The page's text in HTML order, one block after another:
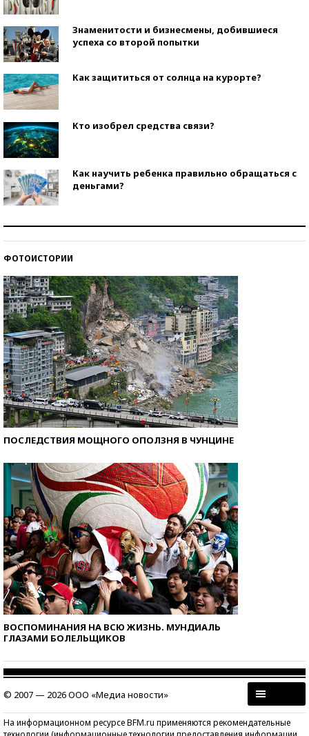
Знаменитости и бизнесмены, добившиеся
успеха со второй попытки
Как защититься от солнца на курорте?
Кто изобрел средства связи?
Как научить ребенка правильно обращаться с
деньгами?
ФОТОИСТОРИИ
ПОСЛЕДСТВИЯ МОЩНОГО ОПОЛЗНЯ В ЧУНЦИНЕ
ВОСПОМИНАНИЯ НА ВСЮ ЖИЗНЬ. МУНДИАЛЬ
ГЛАЗАМИ БОЛЕЛЬЩИКОВ
© 2007 — 2026 ООО «Медиа новости»
На информационном ресурсе BFM.ru применяются рекомендательные